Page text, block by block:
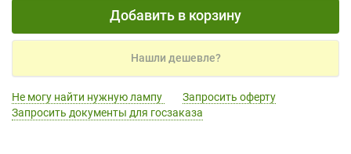
Добавить в корзину
Нашли дешевле?
Не могу найти нужную лампу
Запросить оферту
Запросить документы для госзаказа